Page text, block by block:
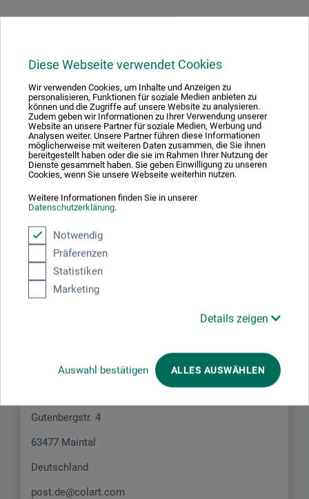
Diese Webseite verwendet Cookies
Wir verwenden Cookies, um Inhalte und Anzeigen zu
personalisieren, Funktionen für soziale Medien anbieten zu
können und die Zugriffe auf unsere Website zu analysieren.
Zudem geben wir Informationen zu Ihrer Verwendung unserer
Website an unsere Partner für soziale Medien, Werbung und
Analysen weiter. Unsere Partner führen diese Informationen
möglicherweise mit weiteren Daten zusammen, die Sie ihnen
bereitgestellt haben oder die sie im Rahmen Ihrer Nutzung der
Dienste gesammelt haben. Sie geben Einwilligung zu unseren
Cookies, wenn Sie unsere Webseite weiterhin nutzen.
Weitere Informationen finden Sie in unserer
Datenschutzerklärung.
Notwendig
Präferenzen
Statistiken
Marketing
Details zeigen
Auswahl bestätigen ALLES AUSWÄHLEN
Downloads
Her finder du vigtige dokumenter og filer til dette produkt.
Sikkerhedsdatablad
CEI200xxx_2023.pdf
Producent-kontakt
produkt.
Gutenbergstr. 4
63477 Maintal
Deutschland
post.de@colart.com